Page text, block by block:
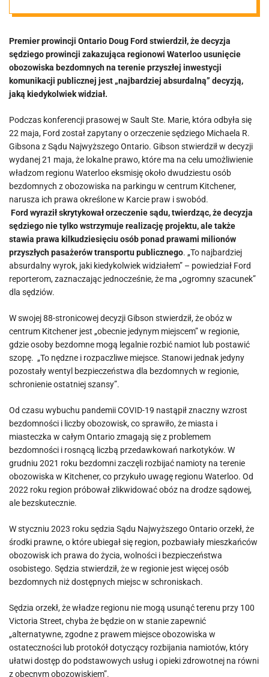
Ontario
Premier prowincji Ontario Doug Ford stwierdził, że decyzja
sędziego prowincji zakazująca regionowi Waterloo usunięcie
obozowiska bezdomnych na terenie przyszłej inwestycji
komunikacji publicznej jest „najbardziej absurdalną” decyzją,
jaką kiedykolwiek widział.
Podczas konferencji prasowej w Sault Ste. Marie, która odbyła się
22 maja, Ford został zapytany o orzeczenie sędziego Michaela R.
Gibsona z Sądu Najwyższego Ontario. Gibson stwierdził w decyzji
wydanej 21 maja, że ​​lokalne prawo, które ma na celu umożliwienie
władzom regionu Waterloo eksmisję około dwudziestu osób
bezdomnych z obozowiska na parkingu w centrum Kitchener,
narusza ich prawa określone w Karcie praw i swobód.
Ford wyraził skrytykował orzeczenie sądu, twierdząc, że decyzja
sędziego nie tylko wstrzymuje realizację projektu, ale także
stawia prawa kilkudziesięciu osób ponad prawami milionów
przyszłych pasażerów transportu publicznego. „To najbardziej
absurdalny wyrok, jaki kiedykolwiek widziałem” – powiedział Ford
reporterom, zaznaczając jednocześnie, że ma „ogromny szacunek”
dla sędziów.
W swojej 88-stronicowej decyzji Gibson stwierdził, że obóz w
centrum Kitchener jest „obecnie jedynym miejscem” w regionie,
gdzie osoby bezdomne mogą legalnie rozbić namiot lub postawić
szopę. „To nędzne i rozpaczliwe miejsce. Stanowi jednak jedyny
pozostały wentyl bezpieczeństwa dla bezdomnych w regionie,
schronienie ostatniej szansy”.
Od czasu wybuchu pandemii COVID-19 nastąpił znaczny wzrost
bezdomności i liczby obozowisk, co sprawiło, że miasta i
miasteczka w całym Ontario zmagają się z problemem
bezdomności i rosnącą liczbą przedawkowań narkotyków. W
grudniu 2021 roku bezdomni zaczęli rozbijać namioty na terenie
obozowiska w Kitchener, co przykuło uwagę regionu Waterloo. Od
2022 roku region próbował zlikwidować obóz na drodze sądowej,
ale bezskutecznie.
W styczniu 2023 roku sędzia Sądu Najwyższego Ontario orzekł, że
środki prawne, o które ubiegał się region, pozbawiały mieszkańców
obozowisk ich prawa do życia, wolności i bezpieczeństwa
osobistego. Sędzia stwierdził, że w regionie jest więcej osób
bezdomnych niż dostępnych miejsc w schroniskach.
Sędzia orzekł, że władze regionu nie mogą usunąć terenu przy 100
Victoria Street, chyba że będzie on w stanie zapewnić
„alternatywne, zgodne z prawem miejsce obozowiska w
ostateczności lub protokół dotyczący rozbijania namiotów, który
ułatwi dostęp do podstawowych usług i opieki zdrowotnej na równi
z obecnym obozowiskiem”.